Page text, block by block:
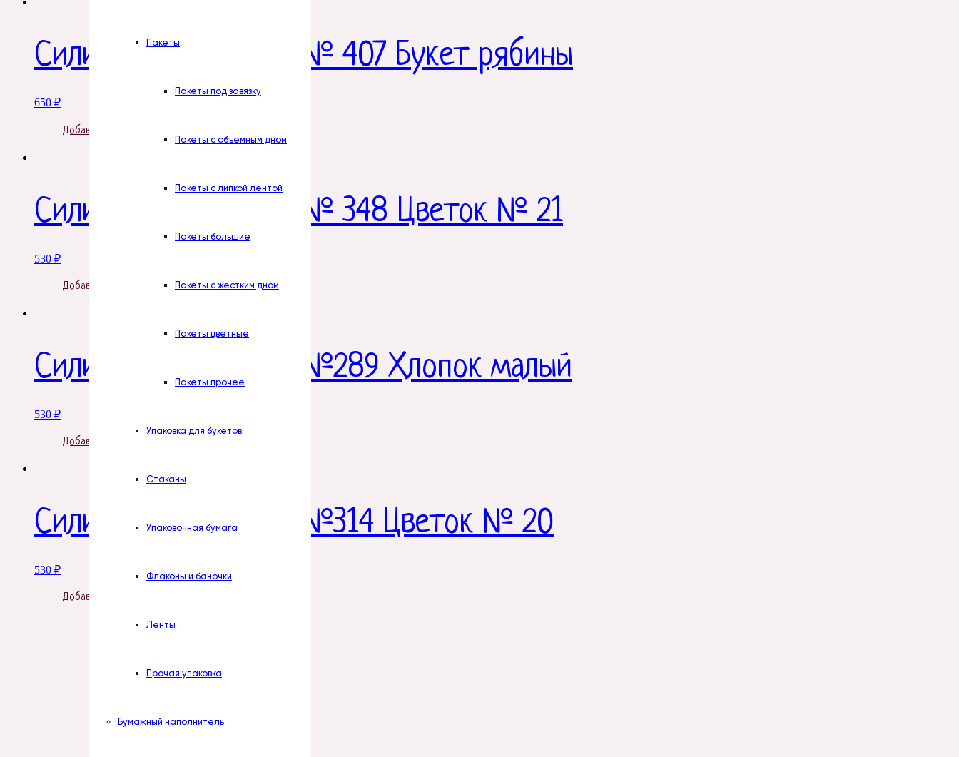
Пакеты
Пакеты под завязку
Пакеты с объемным дном
Пакеты с липкой лентой
Пакеты большие
Пакеты с жестким дном
Пакеты цветные
Пакеты прочее
Упаковка для букетов
Стаканы
Упаковочная бумага
Флаконы и баночки
Ленты
Прочая упаковка
Бумажный наполнитель
Силиконовая форма № 407 Букет рябины
650 ₽
Добавить в корзину
Силиконовая форма № 348 Цветок № 21
530 ₽
Добавить в корзину
Силиконовая форма №289 Хлопок малый
530 ₽
Добавить в корзину
Силиконовая форма №314 Цветок № 20
530 ₽
Добавить в корзину